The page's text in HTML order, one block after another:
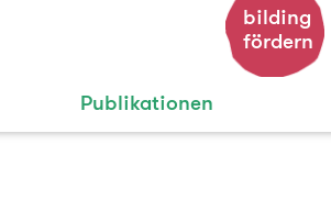
Publikationen
bilding
fördern